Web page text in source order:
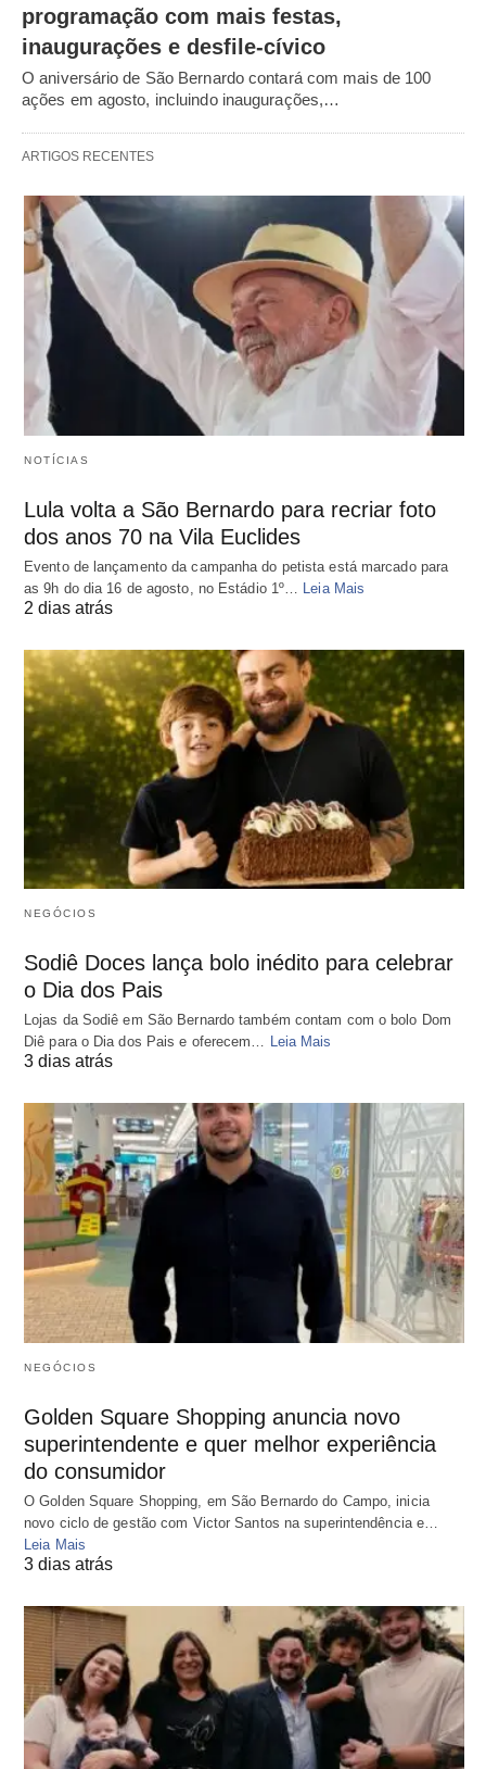
programação com mais festas,
inaugurações e desfile-cívico
O aniversário de São Bernardo contará com mais de 100
ações em agosto, incluindo inaugurações,…
ARTIGOS RECENTES
NOTÍCIAS
Lula volta a São Bernardo para recriar foto
dos anos 70 na Vila Euclides
Evento de lançamento da campanha do petista está marcado para
as 9h do dia 16 de agosto, no Estádio 1º…
Leia Mais
2 dias atrás
NEGÓCIOS
Sodiê Doces lança bolo inédito para celebrar
o Dia dos Pais
Lojas da Sodiê em São Bernardo também contam com o bolo Dom
Diê para o Dia dos Pais e oferecem… Leia Mais
3 dias atrás
NEGÓCIOS
Golden Square Shopping anuncia novo
superintendente e quer melhor experiência
do consumidor
O Golden Square Shopping, em São Bernardo do Campo, inicia
novo ciclo de gestão com Victor Santos na superintendência e…
Leia Mais
3 dias atrás